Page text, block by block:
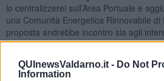
QUInewsValdarno.it - Do Not
Information
lo centralizzerei sull’Area Portuale e
una Comunità Energetica Rinnovabile di
proposta andrebbe incontro sia agli
sia di Terna, sia del Sindaco e dei
1) nei compiti dell’Autorità di Sistema
compito di decarbonizzare i porti e